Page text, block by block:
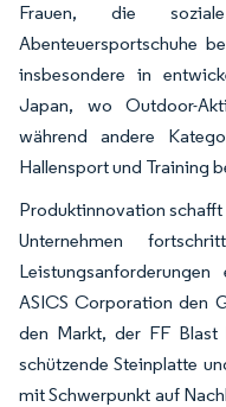
Frauen, die soziale
Abenteuersportschuhe
insbesondere in
Japan, wo Outdoor-
während andere
Hallensport und Training
Produktinnovation
Unternehmen
ASICS Corporation den
den Markt, der FF Blast
schützende Steinplatte
mit Schwerpunkt auf